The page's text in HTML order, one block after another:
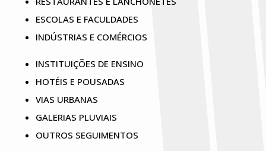
ESCOLAS E FACULDADES
INDÚSTRIAS E COMÉRCIOS
INSTITUIÇÕES DE ENSINO
HOTÉIS E POUSADAS
VIAS URBANAS
GALERIAS PLUVIAIS
OUTROS SEGUIMENTOS